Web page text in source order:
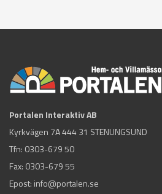
Portalen Interaktiv AB
Kyrkvägen 7A 444 31 STENUNGSUND
Tfn: 0303-679 50
Fax: 0303-679 55
Epost: info@portalen.se